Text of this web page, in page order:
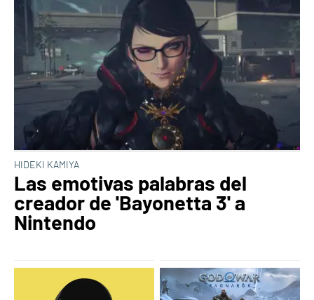
HIDEKI KAMIYA
Las emotivas palabras del
creador de 'Bayonetta 3' a
Nintendo